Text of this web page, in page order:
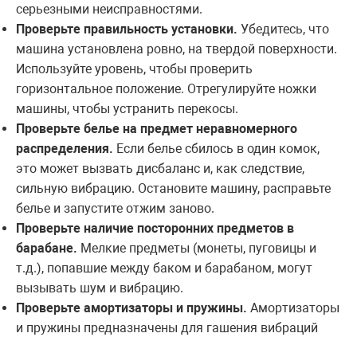
серьезными неисправностями.
Проверьте правильность установки. Убедитесь, что
машина установлена ровно, на твердой поверхности.
Используйте уровень, чтобы проверить
горизонтальное положение. Отрегулируйте ножки
машины, чтобы устранить перекосы.
Проверьте белье на предмет неравномерного
распределения. Если белье сбилось в один комок,
это может вызвать дисбаланс и, как следствие,
сильную вибрацию. Остановите машину, расправьте
белье и запустите отжим заново.
Проверьте наличие посторонних предметов в
барабане. Мелкие предметы (монеты, пуговицы и
т.д.), попавшие между баком и барабаном, могут
вызывать шум и вибрацию.
Проверьте амортизаторы и пружины. Амортизаторы
и пружины предназначены для гашения вибраций